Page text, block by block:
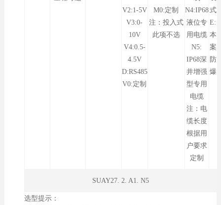
V2:1-5V
V3:0-
10V
V4:0.5-
4.5V
D:RS485
V0:定制
M0:定制
注：投入式
此项不选
N4:IP68
液位专
用电缆
N5:
IP68深
井增强
型专用
电缆
注：电
缆长度
根据用
户要求
定制
式
E:
本
案
防
爆
SUAY27. 2. A1. N5
选型提示：